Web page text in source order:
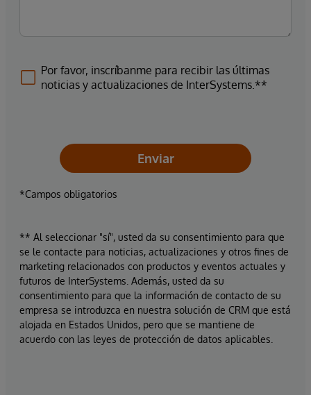
Por favor, inscríbanme para recibir las últimas
noticias y actualizaciones de InterSystems.**
Enviar
*Campos obligatorios
** Al seleccionar "sí", usted da su consentimiento para que
se le contacte para noticias, actualizaciones y otros fines de
marketing relacionados con productos y eventos actuales y
futuros de InterSystems. Además, usted da su
consentimiento para que la información de contacto de su
empresa se introduzca en nuestra solución de CRM que está
alojada en Estados Unidos, pero que se mantiene de
acuerdo con las leyes de protección de datos aplicables.